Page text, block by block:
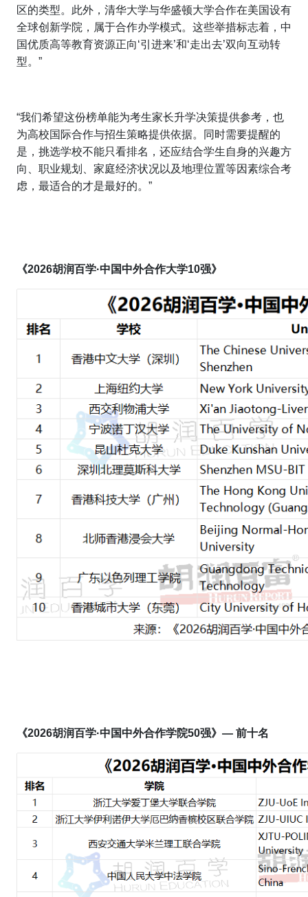
区的类型。此外，清华大学与华盛顿大学合作在美国设有
全球创新学院，属于合作办学模式。这些举措标志着，中
国优质高等教育资源正向‘引进来’和‘走出去’双向互动转
型。”
“我们希望这份榜单能为考生家长升学决策提供参考，也
为高校国际合作与招生策略提供依据。同时需要提醒的
是，挑选学校不能只看排名，还应结合学生自身的兴趣方
向、职业规划、家庭经济状况以及地理位置等因素综合考
虑，最适合的才是最好的。”
《2026胡润百学·中国中外合作大学10强》
《2026胡润百学·中国中外合作学院50强》 — 前十名